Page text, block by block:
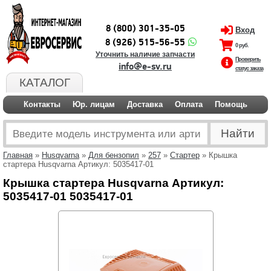
КАТАЛОГ
8 (800) 301-35-05
8 (926) 515-56-55
Уточнить наличие запчасти
info@e-sv.ru
Вход
0 руб.
Проверить
статус заказа
Контакты Юр. лицам Доставка Оплата Помощь
Главная » Husqvarna» Для бензопил » 257 » Стартер » Крышка
стартера Husqvarna Артикул: 5035417-01
Крышка стартера Husqvarna Артикул:
5035417-01 5035417-01